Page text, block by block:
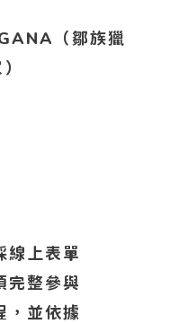
（鄒族獵
線上表單
完整參與
，並依據